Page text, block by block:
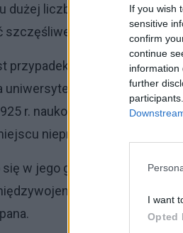
If you wish
sensitive
confirm
continue
information
further
I want
Opted
dużej liczby gatunków wciąż
szczęśliwe.
przypadek psa Hachiko, który
uniwersytetu, przy tokijskiej
r. naukowiec nagle zmarł w
nieprzerwanie prawie 10
się w jego głowie? Gdyby
mogliby